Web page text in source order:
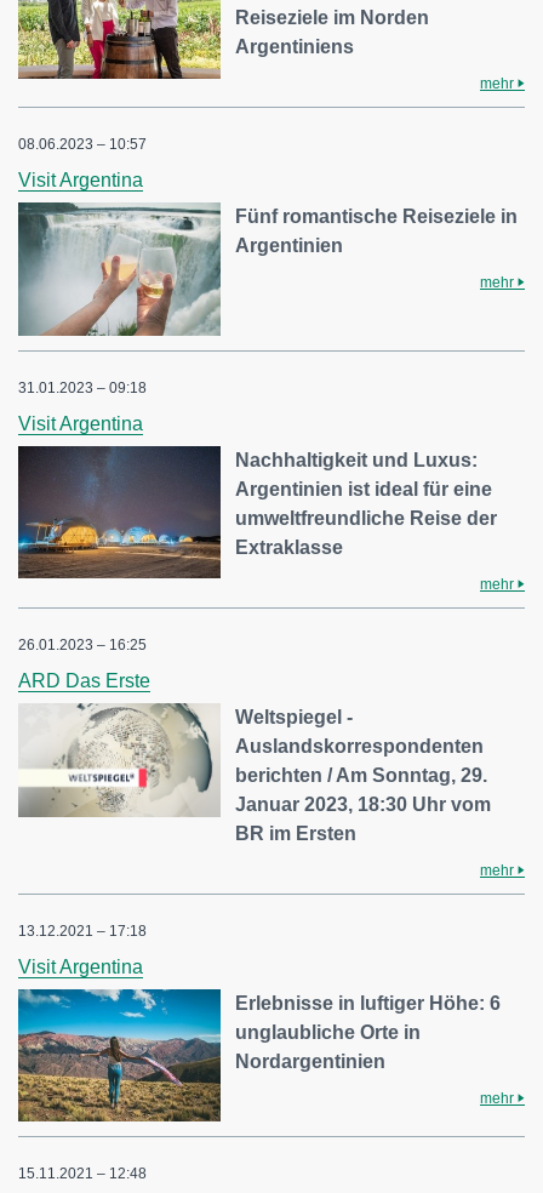
Reiseziele im Norden
Argentiniens
mehr
08.06.2023 – 10:57
Visit Argentina
Fünf romantische Reiseziele in
Argentinien
mehr
31.01.2023 – 09:18
Visit Argentina
Nachhaltigkeit und Luxus:
Argentinien ist ideal für eine
umweltfreundliche Reise der
Extraklasse
mehr
26.01.2023 – 16:25
ARD Das Erste
Weltspiegel -
Auslandskorrespondenten
berichten / Am Sonntag, 29.
Januar 2023, 18:30 Uhr vom
BR im Ersten
mehr
13.12.2021 – 17:18
Visit Argentina
Erlebnisse in luftiger Höhe: 6
unglaubliche Orte in
Nordargentinien
mehr
15.11.2021 – 12:48